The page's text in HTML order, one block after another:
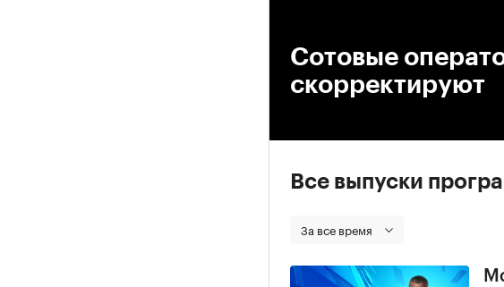
Сотовые
скорректируют
Все выпуски
За все время